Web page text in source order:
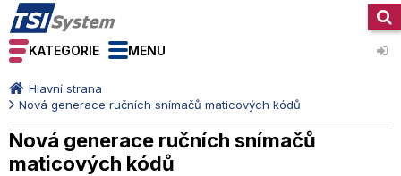
KATEGORIE MENU
Hlavní strana
Nová generace ručních snímačů maticových kódů
Nová generace ručních snímačů
maticových kódů